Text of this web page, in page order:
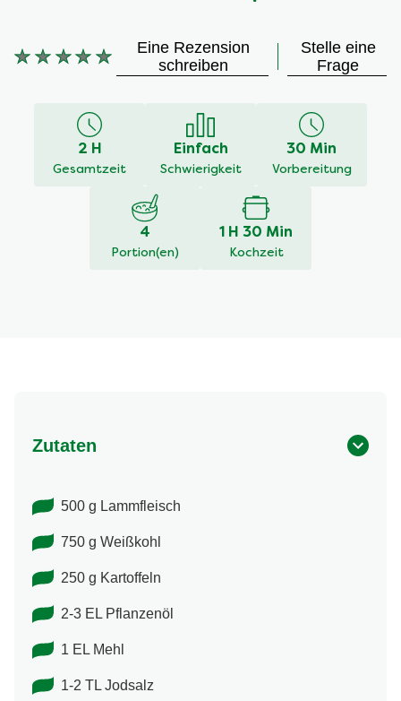
Keine
abgegeben
Eine Rezension
schreiben
Stelle eine
Frage
2 H
Gesamtzeit
Einfach
Schwierigkeit
30 Min
Vorbereitung
4
Portion(en)
1 H 30 Min
Kochzeit
Zutaten
500 g Lammfleisch
750 g Weißkohl
250 g Kartoffeln
2-3 EL Pflanzenöl
1 EL Mehl
1-2 TL Jodsalz